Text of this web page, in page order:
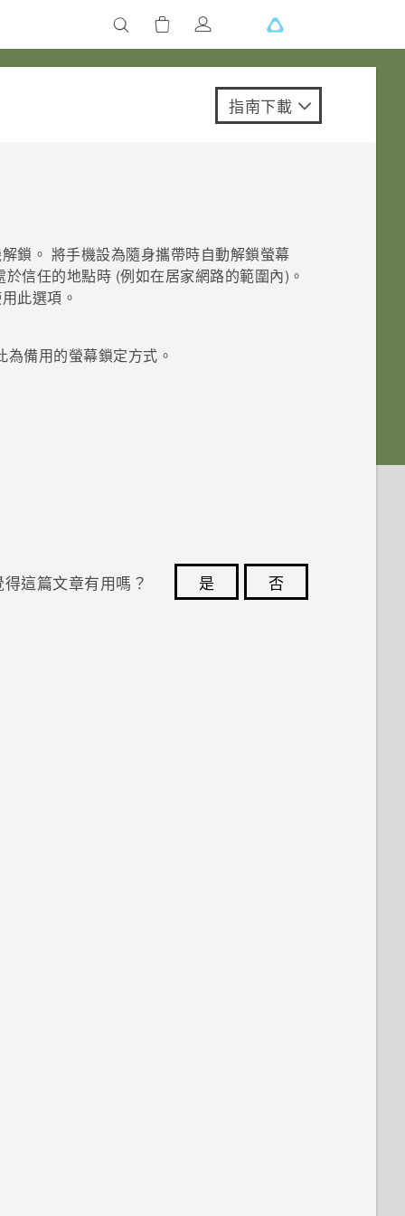
指南下載
鎖。 將手機設為隨身攜帶時自動解鎖螢幕
信任的地點時 (例如在居家網路的範圍內)。
此選項。
為備用的螢幕鎖定方式。
得這篇文章有用嗎？ 是
否